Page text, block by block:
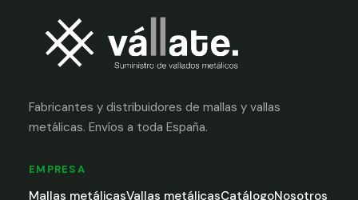
Fabricantes y distribuidores de mallas y vallas
metálicas. Envíos a toda España.
EMPRESA
Mallas metálicasVallas metálicasCatálogoNosotros